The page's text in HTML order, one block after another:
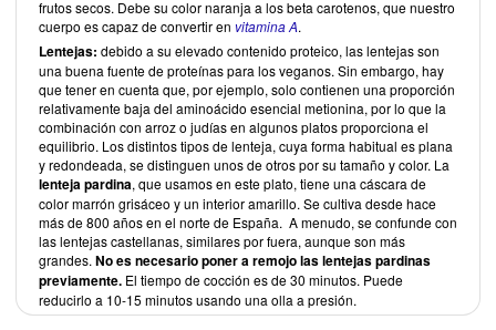
frutos secos. Debe su color naranja a los beta carotenos, que nuestro
cuerpo es capaz de convertir en vitamina A.
Lentejas: debido a su elevado contenido proteico, las lentejas son
una buena fuente de proteínas para los veganos. Sin embargo, hay
que tener en cuenta que, por ejemplo, solo contienen una proporción
relativamente baja del aminoácido esencial metionina, por lo que la
combinación con arroz o judías en algunos platos proporciona el
equilibrio. Los distintos tipos de lenteja, cuya forma habitual es plana
y redondeada, se distinguen unos de otros por su tamaño y color. La
lenteja pardina, que usamos en este plato, tiene una cáscara de
color marrón grisáceo y un interior amarillo. Se cultiva desde hace
más de 800 años en el norte de España. A menudo, se confunde con
las lentejas castellanas, similares por fuera, aunque son más
grandes. No es necesario poner a remojo las lentejas pardinas
previamente. El tiempo de cocción es de 30 minutos. Puede
reducirlo a 10-15 minutos usando una olla a presión.